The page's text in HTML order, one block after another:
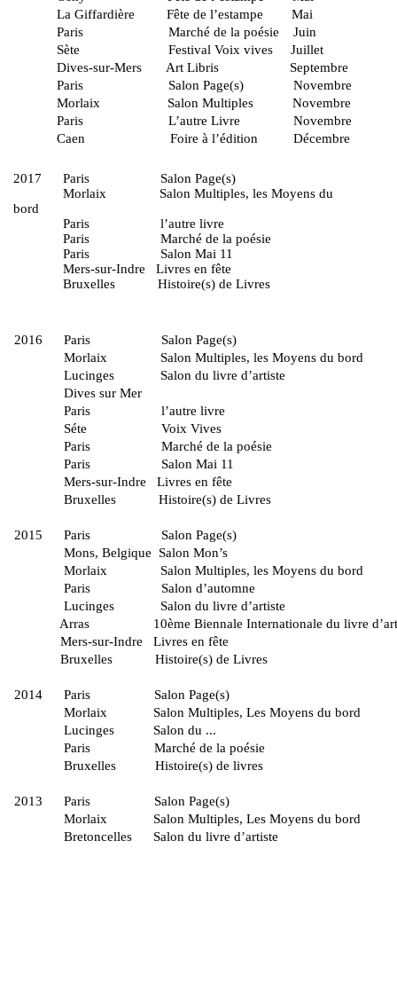
La Giffardière Fête de l’estampe Mai
Paris Marché de la poésie Juin
Sète Festival Voix vives Juillet
Dives-sur-Mers Art Libris Septembre
Paris Salon Page(s)
Morlaix Salon Multiples Novembre
Paris L’autre Livre Novembre
Caen Foire à l’édition Décembre
2017 Paris Salon
Morlaix Salon Multiples, les Moyens du
bord
Paris l’autre
Paris Marché de la poésie
Paris Salon Mai 11
Mers-sur-Indre Livres en
Bruxelles Histoire(s) de Livres
2016 Paris Salon
Morlaix Salon Multiples, les Moyens du
Lucinges Salon du livre
Dives sur Mer
Paris l’autre livre
Séte Voix Vives
Paris Marché de la poésie
Paris Salon Mai 11
Mers-sur-Indre Livres en
Bruxelles Histoire(s) de
2015 Paris Salon
Mons, Belgique Salon
Morlaix Salon Multiples, les Moyens du
Paris Salon
Lucinges Salon du livre
Arras 10ème Biennale Internationale du livre
Mers-sur-Indre Livres en
Bruxelles Histoire(s) de
2014 Paris Salon
Morlaix Salon Multiples, Les Moyens du
Lucinges Salon du
Paris Marché de la
Bruxelles Histoire(s) de
2013 Paris Salon
Morlaix Salon Multiples, Les Moyens du
Bretoncelles Salon du livre